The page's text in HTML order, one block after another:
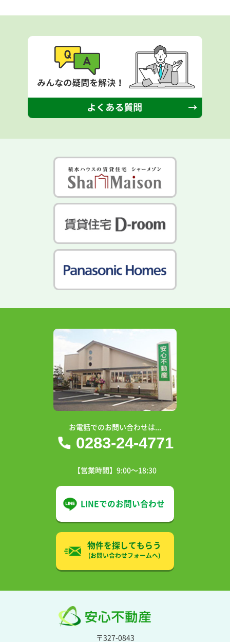
お電話でのお問い合わせは...
0283-24-4771
【営業時間】9:00〜18:30
LINEでのお問い合わせ
物件を探してもらう
(お問い合わせフォームへ)
〒327-0843